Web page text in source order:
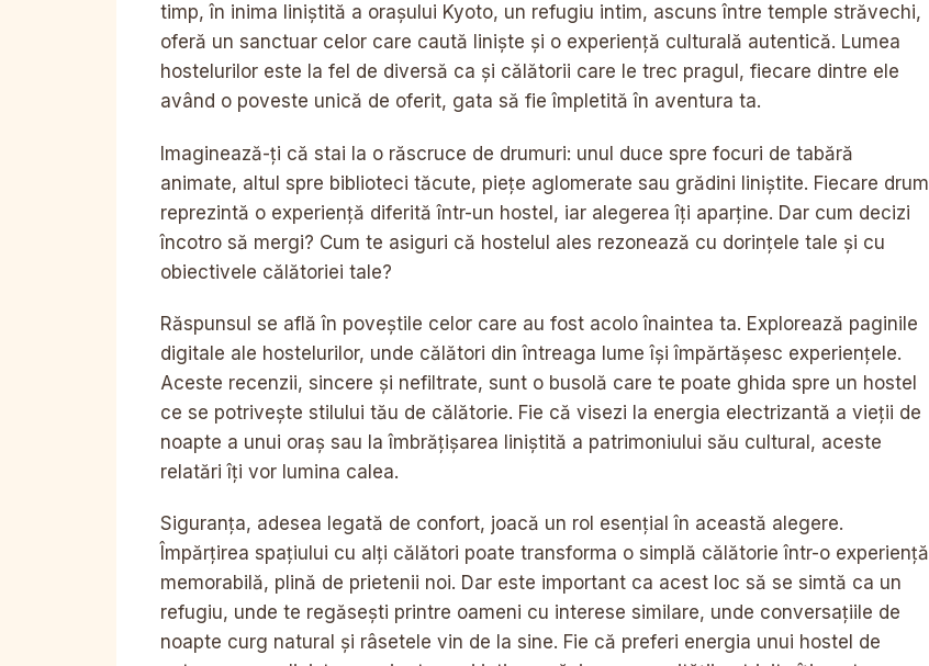
timp, în inima liniștită a orașului Kyoto, un refugiu intim, ascuns între temple străvechi,
oferă un sanctuar celor care caută liniște și o experiență culturală autentică. Lumea
hostelurilor este la fel de diversă ca și călătorii care le trec pragul, fiecare dintre ele
având o poveste unică de oferit, gata să fie împletită în aventura ta.
Imaginează-ți că stai la o răscruce de drumuri: unul duce spre focuri de tabără
animate, altul spre biblioteci tăcute, piețe aglomerate sau grădini liniștite. Fiecare drum
reprezintă o experiență diferită într-un hostel, iar alegerea îți aparține. Dar cum decizi
încotro să mergi? Cum te asiguri că hostelul ales rezonează cu dorințele tale și cu
obiectivele călătoriei tale?
Răspunsul se află în poveștile celor care au fost acolo înaintea ta. Explorează paginile
digitale ale hostelurilor, unde călători din întreaga lume își împărtășesc experiențele.
Aceste recenzii, sincere și nefiltrate, sunt o busolă care te poate ghida spre un hostel
ce se potrivește stilului tău de călătorie. Fie că visezi la energia electrizantă a vieții de
noapte a unui oraș sau la îmbrățișarea liniștită a patrimoniului său cultural, aceste
relatări îți vor lumina calea.
Siguranța, adesea legată de confort, joacă un rol esențial în această alegere.
Împărțirea spațiului cu alți călători poate transforma o simplă călătorie într-o experiență
memorabilă, plină de prietenii noi. Dar este important ca acest loc să se simtă ca un
refugiu, unde te regăsești printre oameni cu interese similare, unde conversațiile de
noapte curg natural și râsetele vin de la sine. Fie că preferi energia unui hostel de